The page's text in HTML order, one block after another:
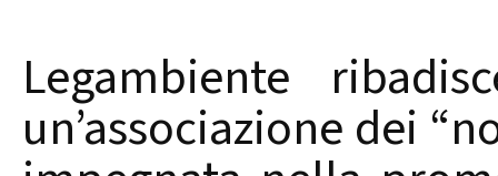
Legambiente
un’associazione dei